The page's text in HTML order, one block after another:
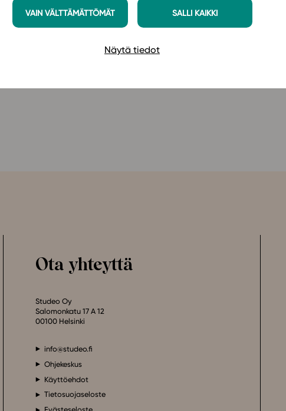
VAIN VÄLTTÄMÄTTÖMÄT SALLI KAIKKI
Näytä tiedot
käyttäjille.
Ota yhteyttä
Studeo Oy
Salomonkatu 17 A 12
00100 Helsinki
info@studeo.fi
Ohjekeskus
Käyttöehdot
Tietosuojaseloste